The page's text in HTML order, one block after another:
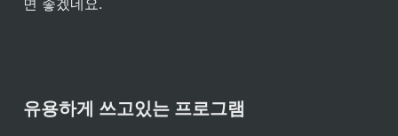
유용하게 쓰고있는 프로그램